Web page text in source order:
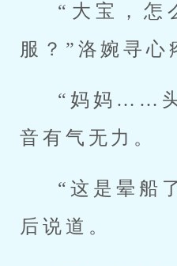
“大宝，怎
服？”洛婉寻心
“妈妈……
音有气无力。
“这是晕船
后说道。